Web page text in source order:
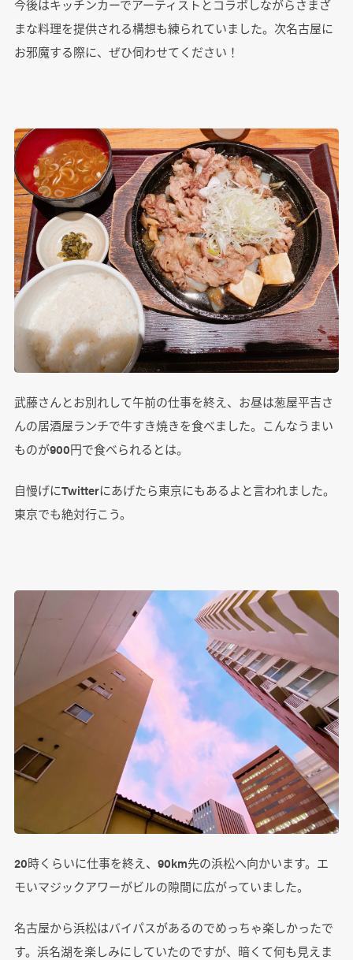
今後はキッチンカーでアーティストとコラボしながらさまざ
まな料理を提供される構想も練られていました。次名古屋に
お邪魔する際に、ぜひ伺わせてください！
武藤さんとお別れして午前の仕事を終え、お昼は葱屋平吉さ
んの居酒屋ランチで牛すき焼きを食べました。こんなうまい
ものが900円で食べられるとは。
自慢げにTwitterにあげたら東京にもあるよと言われました。
東京でも絶対行こう。
20時くらいに仕事を終え、90km先の浜松へ向かいます。エ
モいマジックアワーがビルの隙間に広がっていました。
名古屋から浜松はバイパスがあるのでめっちゃ楽しかったで
す。浜名湖を楽しみにしていたのですが、暗くて何も見えま